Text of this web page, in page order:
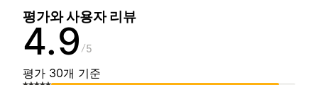
평가와 사용자 리뷰
4.9 5
평가 30개 기준